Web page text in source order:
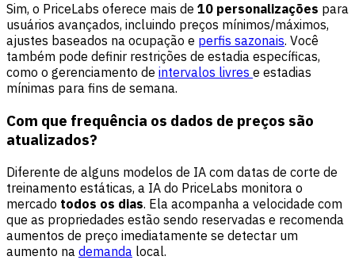
Sim, o PriceLabs oferece mais de 10 personalizações para
usuários avançados, incluindo preços mínimos/máximos,
ajustes baseados na ocupação e perfis sazonais. Você
também pode definir restrições de estadia específicas,
como o gerenciamento de intervalos livres e estadias
mínimas para fins de semana.
Com que frequência os dados de preços são
atualizados?
Diferente de alguns modelos de IA com datas de corte de
treinamento estáticas, a IA do PriceLabs monitora o
mercado todos os dias. Ela acompanha a velocidade com
que as propriedades estão sendo reservadas e recomenda
aumentos de preço imediatamente se detectar um
aumento na demanda local.